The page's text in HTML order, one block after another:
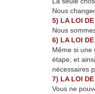
Nous
5) LA LOI
Nous
6) LA LOI
Même si une
étape, et
nécessaires
7) LA LOI
Vous ne